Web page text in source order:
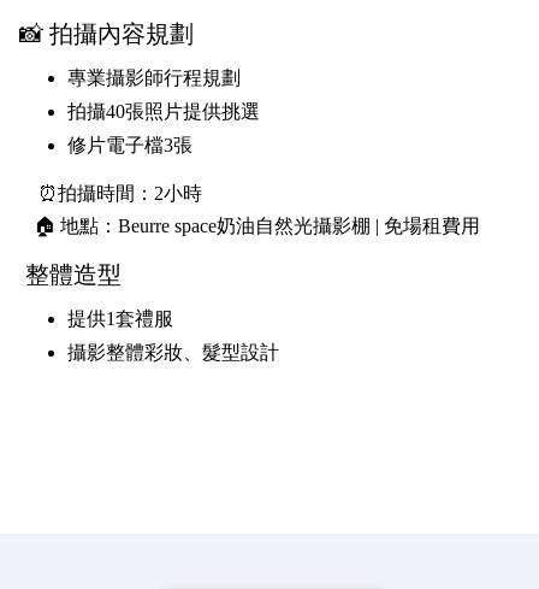
📸 拍攝內容規劃
專業攝影師行程規劃
拍攝40張照片提供挑選
修片電子檔3張
⏰拍攝時間：2小時
🏠 地點：Beurre space奶油自然光攝影棚 | 免場租費用
整體造型
提供1套禮服
攝影整體彩妝、髮型設計